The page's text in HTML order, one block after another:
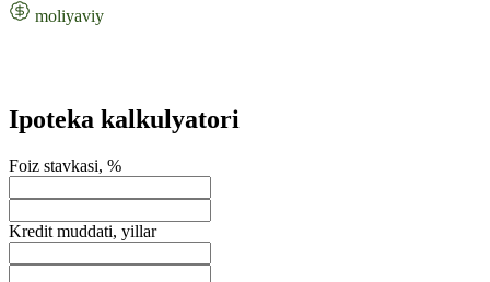
moliyaviy
Ipoteka kalkulyatori
Foiz stavkasi, %
Kredit muddati, yillar